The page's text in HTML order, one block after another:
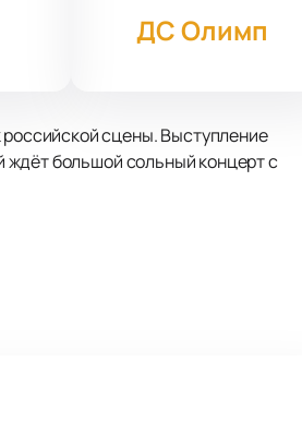
ДС Олимп
сцены. Выступление
ждёт большой сольный концерт с
песни сменяются энергичными
драматургии до яркого